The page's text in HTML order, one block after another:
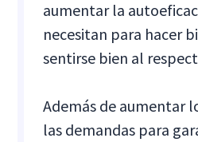
aumentar la
necesitan para hacer
sentirse bien al
Además de aumentar
las demandas para